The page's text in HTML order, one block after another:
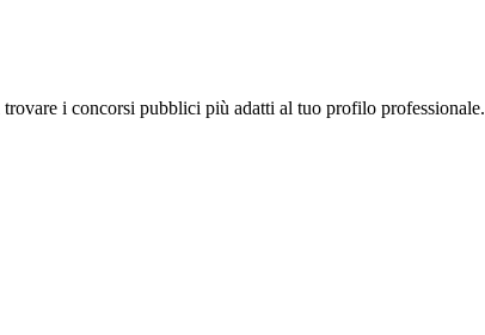
i concorsi pubblici più adatti al tuo profilo professionale.